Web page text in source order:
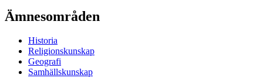
Ämnesområden
Historia
Religionskunskap
Geografi
Samhällskunskap